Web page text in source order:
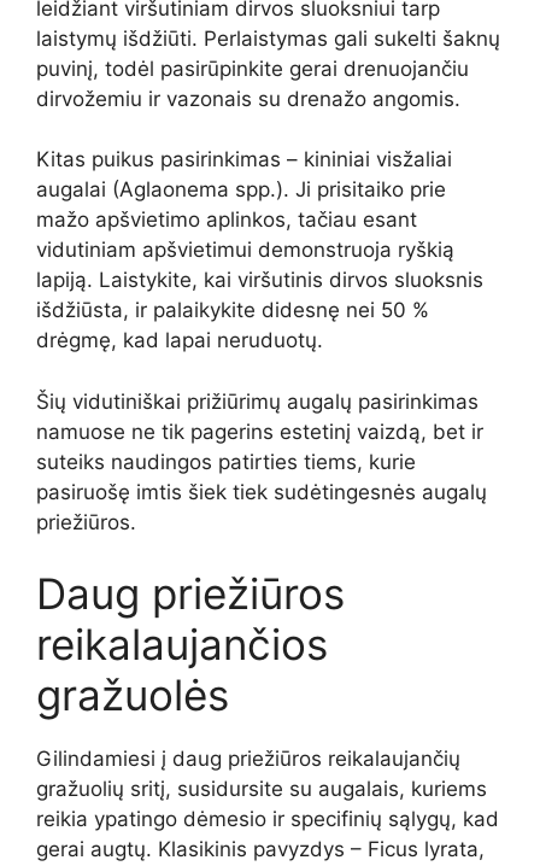
leidžiant viršutiniam dirvos sluoksniui tarp
laistymų išdžiūti. Perlaistymas gali sukelti šaknų
puvinį, todėl pasirūpinkite gerai drenuojančiu
dirvožemiu ir vazonais su drenažo angomis.
Kitas puikus pasirinkimas – kininiai visžaliai
augalai (Aglaonema spp.). Ji prisitaiko prie
mažo apšvietimo aplinkos, tačiau esant
vidutiniam apšvietimui demonstruoja ryškią
lapiją. Laistykite, kai viršutinis dirvos sluoksnis
išdžiūsta, ir palaikykite didesnę nei 50 %
drėgmę, kad lapai neruduotų.
Šių vidutiniškai prižiūrimų augalų pasirinkimas
namuose ne tik pagerins estetinį vaizdą, bet ir
suteiks naudingos patirties tiems, kurie
pasiruošę imtis šiek tiek sudėtingesnės augalų
priežiūros.
Daug priežiūros
reikalaujančios
gražuolės
Gilindamiesi į daug priežiūros reikalaujančių
gražuolių sritį, susidursite su augalais, kuriems
reikia ypatingo dėmesio ir specifinių sąlygų, kad
gerai augtų. Klasikinis pavyzdys – Ficus lyrata,